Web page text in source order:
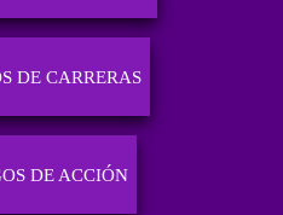
DE CARRERAS
DE ACCIÓN